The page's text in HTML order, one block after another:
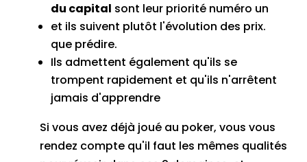
du capital sont leur priorité numéro un
et ils suivent plutôt l'évolution des prix.
que prédire.
Ils admettent également qu'ils se
trompent rapidement et qu'ils n'arrêtent
jamais d'apprendre
Si vous avez déjà joué au poker, vous vous
rendez compte qu'il faut les mêmes qualités